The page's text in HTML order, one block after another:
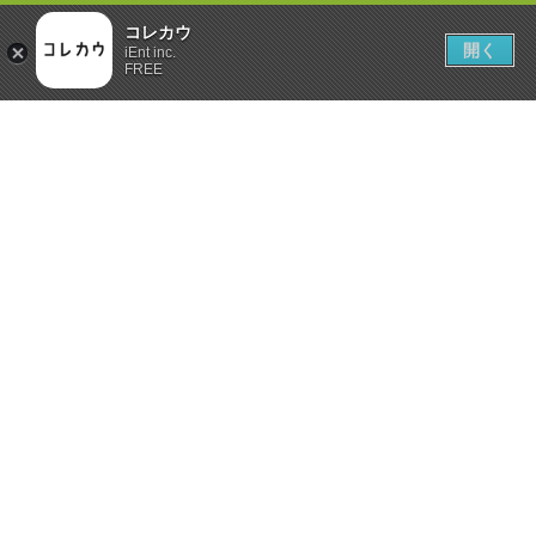
コレカウ
iEnt inc.
FREE
開く